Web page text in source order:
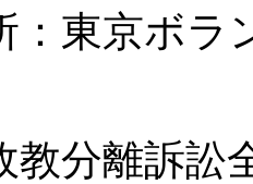
：東京ボラ
分離訴訟